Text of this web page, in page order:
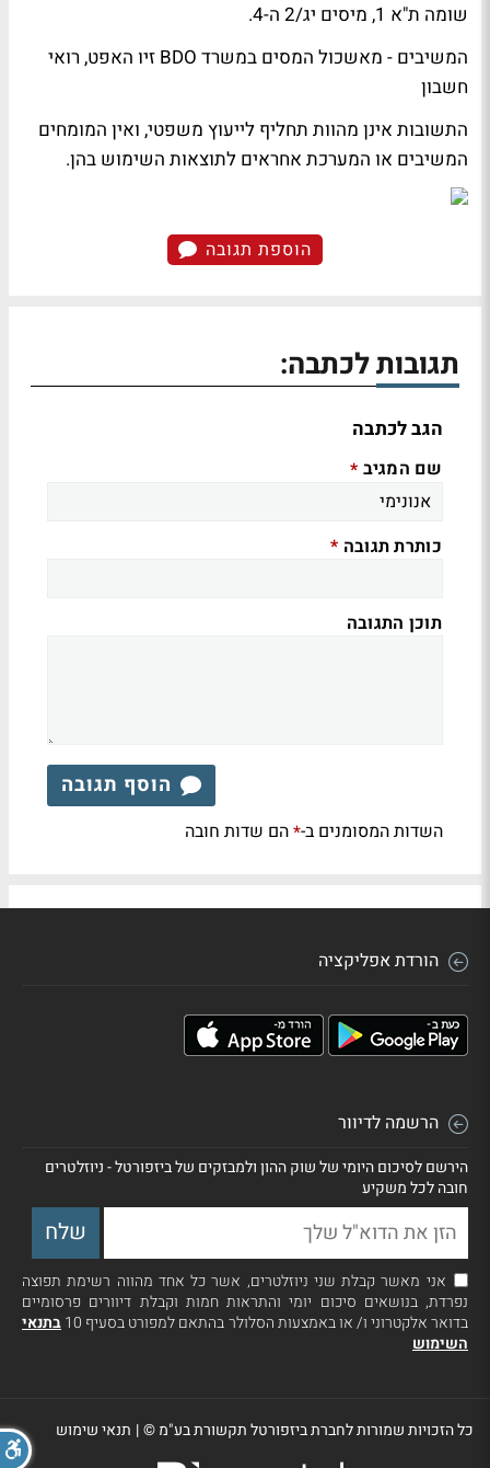
שומה ת"א 1, מיסים יג/2 ה-4.
המשיבים - מאשכול המסים במשרד BDO זיו האפט, רואי
חשבון
התשובות אינן מהוות תחליף לייעוץ משפטי, ואין המומחים
המשיבים או המערכת אחראים לתוצאות השימוש בהן.
הוספת תגובה
תגובות לכתבה:
הגב לכתבה
שם המגיב *
כותרת תגובה *
תוכן התגובה
הוסף תגובה
השדות המסומנים ב-*הם שדות חובה
הורדת אפליקציה
הרשמה לדיוור
הירשם לסיכום היומי של שוק ההון ולמבזקים של ביזפורטל - ניוזלטרים
חובה לכל משקיע
אני מאשר קבלת שני ניוזלטרים, אשר כל אחד מהווה רשימת תפוצה
נפרדת, בנושאים סיכום יומי והתראות חמות וקבלת דיוורים פרסומיים
בדואר אלקטרוני ו/ או באמצעות הסלולר בהתאם למפורט בסעיף 10
בתנאי
השימוש
כל הזכויות שמורות לחברת ביזפורטל תקשורת בע"מ ©| תנאי שימוש